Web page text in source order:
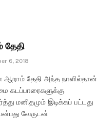
6, 2018
தேதி அந்த நாளில்தான்
கடப்பாரைகளுக்கு
மனிதமும் இடிக்கப் பட்டது
வேருடன்